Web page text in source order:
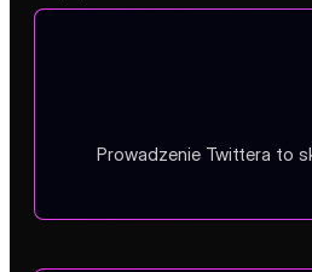
Prowadzenie Twittera to